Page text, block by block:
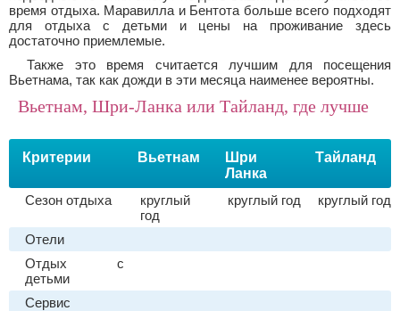
время отдыха. Маравилла и Бентота больше всего подходят
для отдыха с детьми и цены на проживание здесь
достаточно приемлемые.
Также это время считается лучшим для посещения
Вьетнама, так как дожди в эти месяца наименее вероятны.
Вьетнам, Шри-Ланка или Тайланд, где лучше
Критерии Вьетнам
Шри
Ланка
Тайланд
Сезон отдыха
круглый
год
круглый год круглый год
Отели
Отдых с
детьми
Сервис